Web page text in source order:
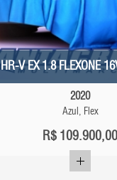
HR-V EX 1.8 FLEXONE
2020
Azul, Flex
R$ 109.900,00